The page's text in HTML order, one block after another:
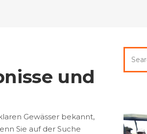
und
Gewässer bekannt,
Sie auf der Suche
for: